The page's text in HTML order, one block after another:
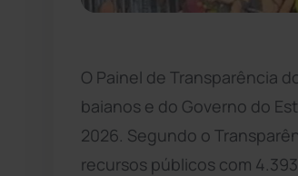
O Painel de Transparência
baianos e do Governo do
2026. Segundo o
recursos públicos com